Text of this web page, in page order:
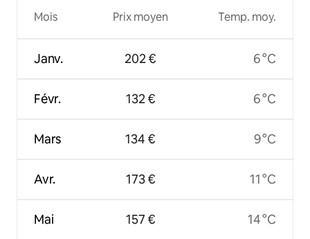
Mois
Janv.
Févr.
Mars
Avr.
Mai
Prix moyen
202 €
132 €
134 €
173 €
157 €
Temp. moy.
6 °C
6 °C
9 °C
11 °C
14 °C